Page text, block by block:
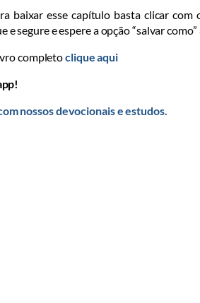
baixar esse capítulo basta clicar
e segure e espere a opção “salvar como”
completoclique aqui
nossos devocionais e estudos.